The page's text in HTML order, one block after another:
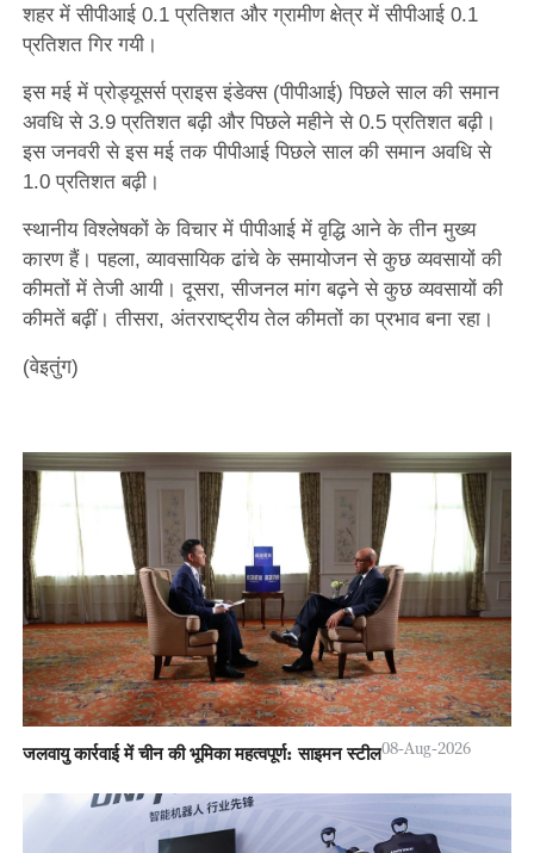
शहर में सीपीआई 0.1 प्रतिशत और ग्रामीण क्षेत्र में सीपीआई 0.1
प्रतिशत गिर गयी।
इस मई में प्रोड्यूसर्स प्राइस इंडेक्स (पीपीआई) पिछले साल की समान
अवधि से 3.9 प्रतिशत बढ़ी और पिछले महीने से 0.5 प्रतिशत बढ़ी।
इस जनवरी से इस मई तक पीपीआई पिछले साल की समान अवधि से
1.0 प्रतिशत बढ़ी।
स्थानीय विश्लेषकों के विचार में पीपीआई में वृद्धि आने के तीन मुख्य
कारण हैं। पहला, व्यावसायिक ढांचे के समायोजन से कुछ व्यवसायों की
कीमतों में तेजी आयी। दूसरा, सीजनल मांग बढ़ने से कुछ व्यवसायों की
कीमतें बढ़ीं। तीसरा, अंतरराष्ट्रीय तेल कीमतों का प्रभाव बना रहा।
(वेइतुंग)
जलवायु कार्रवाई में चीन की भूमिका महत्वपूर्ण: साइमन स्टील08-Aug-2026